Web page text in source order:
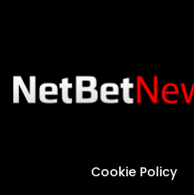
Cookie Policy